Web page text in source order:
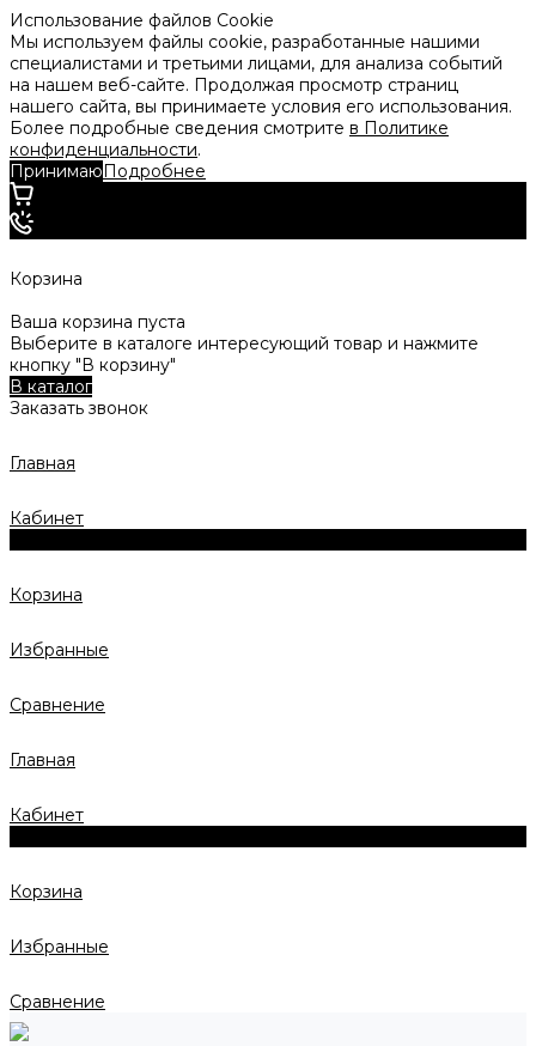
Использование файлов Cookie
Мы используем файлы cookie, разработанные нашими
специалистами и третьими лицами, для анализа событий
на нашем веб-сайте. Продолжая просмотр страниц
нашего сайта, вы принимаете условия его использования.
Более подробные сведения смотрите в Политике
конфиденциальности.
ПринимаюПодробнее
Корзина
Ваша корзина пуста
Выберите в каталоге интересующий товар и нажмите
кнопку "В корзину"
В каталог
Заказать звонок
Главная
Кабинет
Корзина
Избранные
Сравнение
Главная
Кабинет
Корзина
Избранные
Сравнение